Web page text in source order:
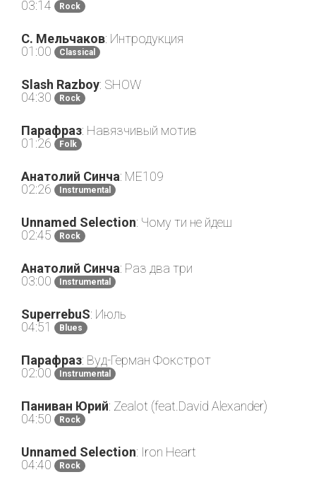
03:14
Rock
С. Мельчаков: Интродукция
01:00
Classical
Slash Razboy: SHOW
04:30
Rock
Парафраз: Навязчивый мотив
01:26
Folk
Анатолий Синча: МЕ109
02:26
Instrumental
Unnamed Selection: Чому ти не йдеш
02:45
Rock
Анатолий Синча: Раз два три
03:00
Instrumental
SuperrebuS: Июль
04:51
Blues
Парафраз: Вуд-Герман Фокстрот
02:00
Instrumental
Паниван Юрий: Zealot (feat.David Alexander)
04:50
Rock
Unnamed Selection: Iron Heart
04:40
Rock